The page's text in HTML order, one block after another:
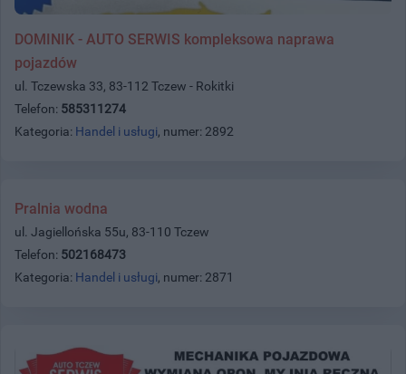
DOMINIK - AUTO SERWIS kompleksowa naprawa
pojazdów
ul. Tczewska 33, 83-112 Tczew - Rokitki
Telefon: 585311274
Kategoria: Handel i usługi, numer: 2892
Pralnia wodna
ul. Jagiellońska 55u, 83-110 Tczew
Telefon: 502168473
Kategoria: Handel i usługi, numer: 2871